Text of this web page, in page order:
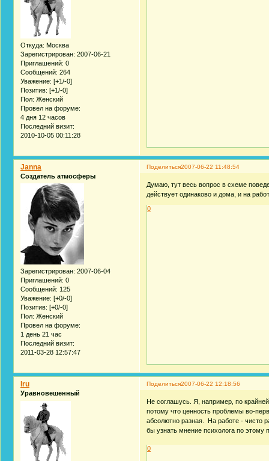
Откуда: Москва
Зарегистрирован: 2007-06-21
Приглашений: 0
Сообщений: 264
Уважение: [+1/-0]
Позитив: [+1/-0]
Пол: Женский
Провел на форуме:
4 дня 12 часов
Последний визит:
2010-10-05 00:11:28
Поделиться2007-06-22 11:48:54
Janna
Создатель атмосферы
Зарегистрирован: 2007-06-04
Приглашений: 0
Сообщений: 125
Уважение: [+0/-0]
Позитив: [+0/-0]
Пол: Женский
Провел на форуме:
1 день 21 час
Последний визит:
2011-03-28 12:57:47
Думаю, тут весь вопрос в схеме
действует одинаково и дома, и на
0
Поделиться2007-06-22 12:18:56
Iru
Уравновешенный
Не соглашусь. Я, например, по
потому что ценность проблемы во-
абсолютно разная. На работе - чисто
бы узнать мнение психолога по этому
0